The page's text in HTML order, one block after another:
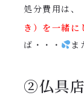
処分費用は、
き）を一緒に
ば・・・
ま
②仏具